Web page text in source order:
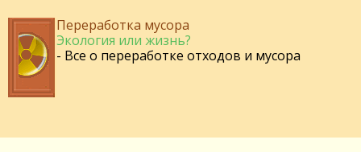
Переработка мусора
Экология или жизнь?
- Все о переработке отходов и мусора